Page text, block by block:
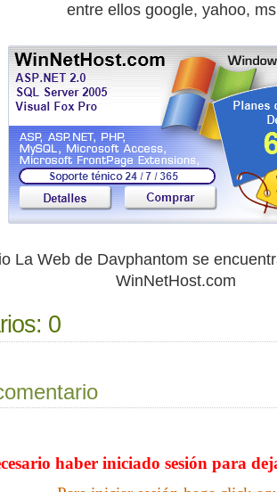
entre ellos google, yahoo,
La Web de Davphantom se
WinNetHost.com
0
haber iniciado sesión para